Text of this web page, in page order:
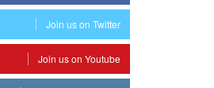
Join us on Twitter
Join us on Youtube